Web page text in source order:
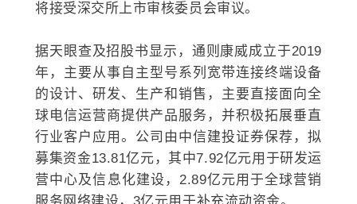
将接受深交所上市审核委员会审议。
据天眼查及招股书显示，通则康威成立于2019
年，主要从事自主型号系列宽带连接终端设备
的设计、研发、生产和销售，主要直接面向全
球电信运营商提供产品服务，并积极拓展垂直
行业客户应用。公司由中信建投证券保荐，拟
募集资金13.81亿元，其中7.92亿元用于研发运
营中心及信息化建设，2.89亿元用于全球营销